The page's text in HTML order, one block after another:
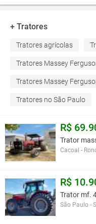
+ Tratores
Tratores agrícolas
Tratores Massey
Tratores Massey
Tratores no São Paulo
R$
Trator
Cacoal -
R$
Trator mf.
São Paulo -